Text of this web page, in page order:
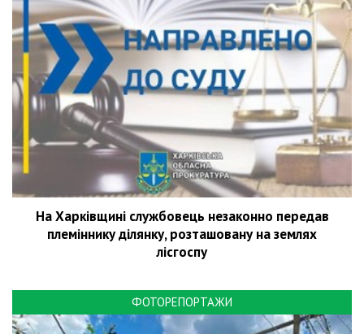
На Харківщині службовець незаконно передав
племіннику ділянку, розташовану на землях
лісгоспу
ФОТОРЕПОРТАЖИ